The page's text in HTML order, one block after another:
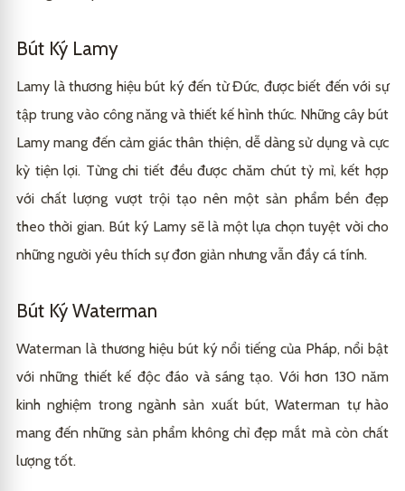
Bút Ký Lamy
Lamy là thương hiệu bút ký đến từ Đức, được biết đến với sự
tập trung vào công năng và thiết kế hình thức. Những cây bút
Lamy mang đến cảm giác thân thiện, dễ dàng sử dụng và cực
kỳ tiện lợi. Từng chi tiết đều được chăm chút tỷ mỉ, kết hợp
với chất lượng vượt trội tạo nên một sản phẩm bền đẹp
theo thời gian. Bút ký Lamy sẽ là một lựa chọn tuyệt vời cho
những người yêu thích sự đơn giản nhưng vẫn đầy cá tính.
Bút Ký Waterman
Waterman là thương hiệu bút ký nổi tiếng của Pháp, nổi bật
với những thiết kế độc đáo và sáng tạo. Với hơn 130 năm
kinh nghiệm trong ngành sản xuất bút, Waterman tự hào
mang đến những sản phẩm không chỉ đẹp mắt mà còn chất
lượng tốt.